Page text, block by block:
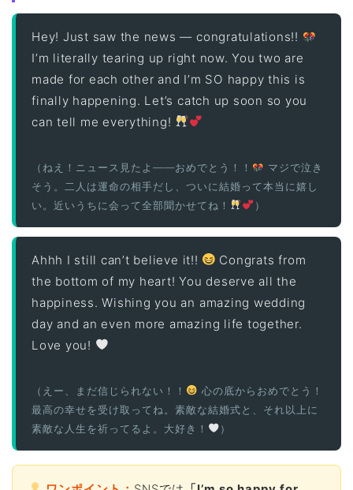
Hey! Just saw the news — congratulations!!
I’m literally tearing up right now. You two are
made for each other and I’m SO happy this is
finally happening. Let’s catch up soon so you
can tell me everything!
（ねえ！ニュース見たよ——おめでとう！！
マジで泣き
そう。二人は運命の相手だし、ついに結婚って本当に嬉し
い。近いうちに会って全部聞かせてね！
）
Ahhh I still can’t believe it!!
Congrats from
the bottom of my heart! You deserve all the
happiness. Wishing you an amazing wedding
day and an even more amazing life together.
Love you!
（えー、まだ信じられない！！
心の底からおめでとう！
最高の幸せを受け取ってね。素敵な結婚式と、それ以上に
素敵な人生を祈ってるよ。大好き！
）